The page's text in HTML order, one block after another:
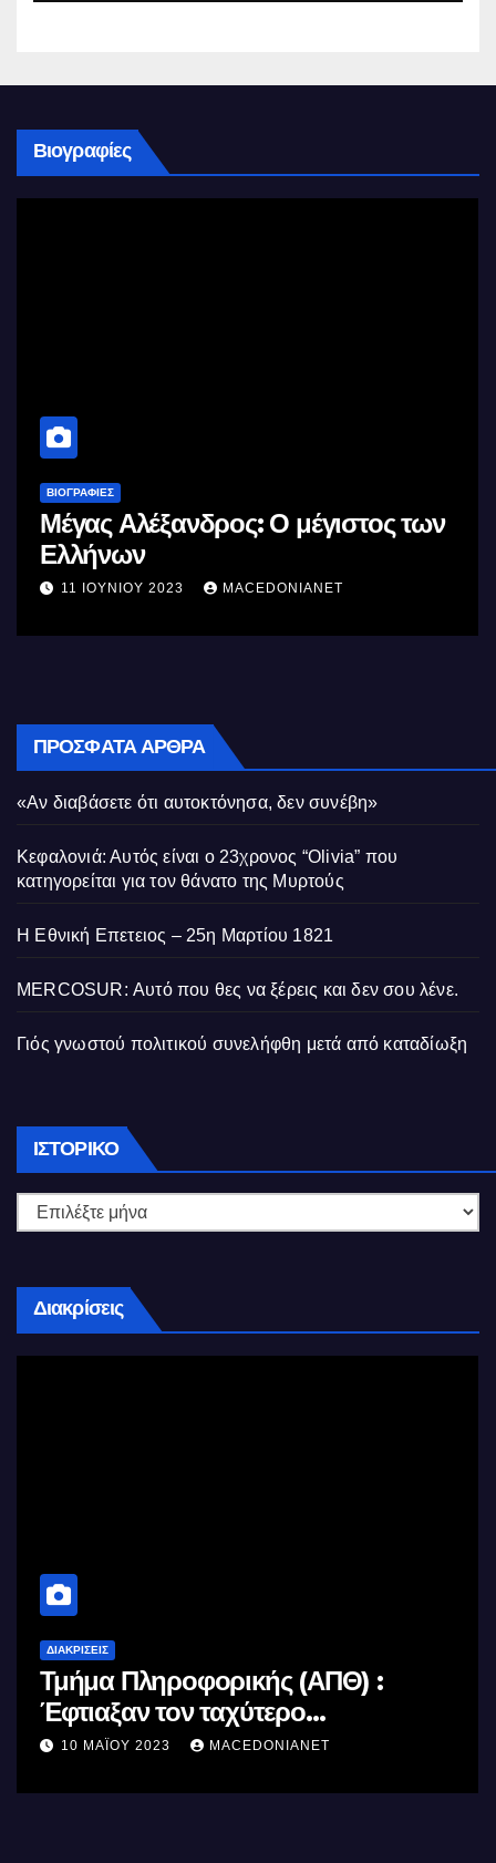
Βιογραφίες
ΒΙΟΓΡΑΦΊΕΣ
Μέγας Αλέξανδρος: Ο μέγιστος των
Ελλήνων
11 ΙΟΥΝΊΟΥ 2023 MACEDONIANET
ΠΡΌΣΦΑΤΑ ΆΡΘΡΑ
«Αν διαβάσετε ότι αυτοκτόνησα, δεν συνέβη»
Κεφαλονιά: Αυτός είναι ο 23χρονος “Olivia” που
κατηγορείται για τον θάνατο της Μυρτούς
Η Εθνική Επετειος – 25η Μαρτίου 1821
MERCOSUR: Αυτό που θες να ξέρεις και δεν σου λένε.
Γιός γνωστού πολιτικού συνελήφθη μετά από καταδίωξη
ΙΣΤΟΡΙΚΌ Ιστορικό
Διακρίσεις
ΔΙΑΚΡΊΣΕΙΣ
Τμήμα Πληροφορικής (ΑΠΘ) :
Έφτιαξαν τον ταχύτερο
επεξεργαστή AI στον κόσμο με τη
10 ΜΑΪ́ΟΥ 2023 MACEDONIANET